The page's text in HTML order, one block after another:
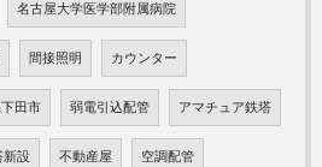
名古屋大学医学部附属病院
間接照明 カウンター
田市 弱電引込配管 アマチュア鉄塔
新設 不動産屋 空調配管